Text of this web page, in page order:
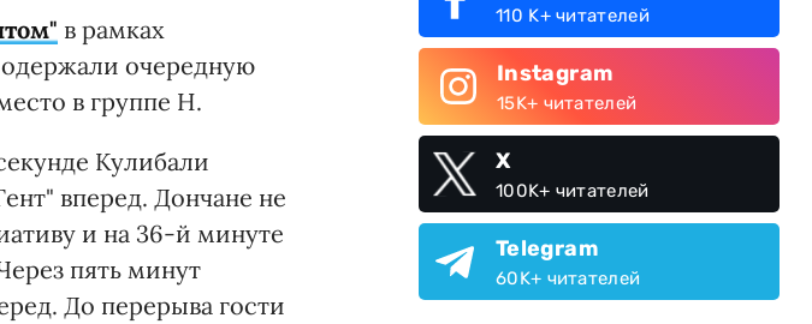
в рамках
одержали очередную
в группе H.
Кулибали
вперед. Дончане не
и на 36-й минуте
пять минут
До перерыва гости
110 K+ читателей
Instagram
15K+ читателей
X
100K+ читателей
Telegram
60K+ читателей